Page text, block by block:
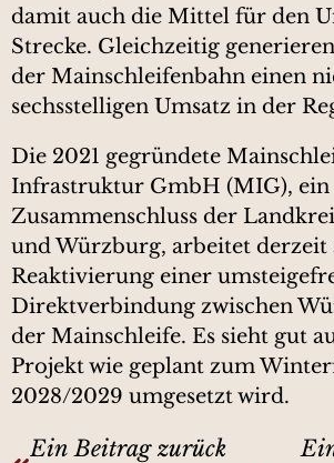
damit auch die Mittel für den
Strecke. Gleichzeitig
der Mainschleifenbahn einen
sechsstelligen Umsatz in der
Die 2021 gegründete
Infrastruktur GmbH (MIG), ein
Zusammenschluss der
und Würzburg, arbeitet derzeit
Reaktivierung einer
Direktverbindung zwischen
der Mainschleife. Es sieht gut
Projekt wie geplant zum
2028/2029 umgesetzt wird.
Ein Beitrag zurück